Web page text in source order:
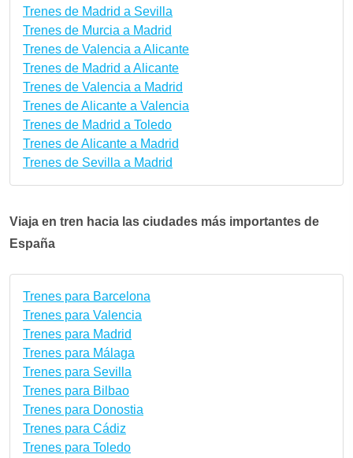
Trenes de Madrid a Sevilla
Trenes de Murcia a Madrid
Trenes de Valencia a Alicante
Trenes de Madrid a Alicante
Trenes de Valencia a Madrid
Trenes de Alicante a Valencia
Trenes de Madrid a Toledo
Trenes de Alicante a Madrid
Trenes de Sevilla a Madrid
Viaja en tren hacia las ciudades más importantes de
España
Trenes para Barcelona
Trenes para Valencia
Trenes para Madrid
Trenes para Málaga
Trenes para Sevilla
Trenes para Bilbao
Trenes para Donostia
Trenes para Cádiz
Trenes para Toledo